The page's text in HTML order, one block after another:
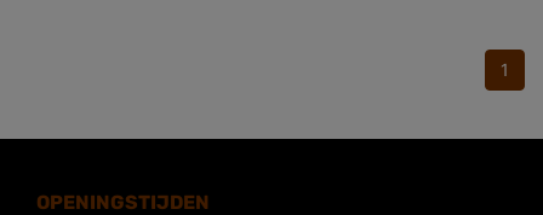
1
OPENINGSTIJDEN